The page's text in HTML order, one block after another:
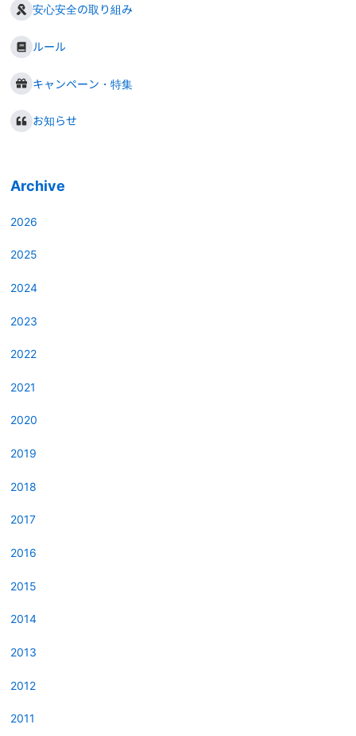
安心安全の取り組み
ルール
キャンペーン・特集
お知らせ
Archive
2026
2025
2024
2023
2022
2021
2020
2019
2018
2017
2016
2015
2014
2013
2012
2011